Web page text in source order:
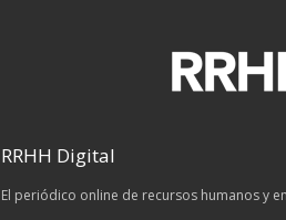
RRHH Digital
El periódico online de recursos humanos y